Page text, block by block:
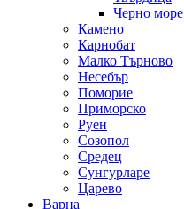
Черно море
Камено
Карнобат
Малко Търново
Несебър
Поморие
Приморско
Руен
Созопол
Средец
Сунгурларе
Царево
Варна